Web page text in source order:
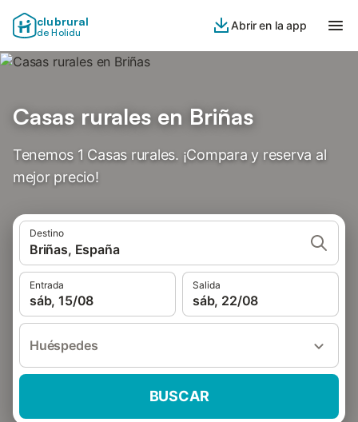
clubrural
de Holidu
Abrir en la app
Casas rurales en Briñas
Tenemos 1 Casas rurales. ¡Compara y reserva al
mejor precio!
Destino
Briñas, España
Entrada
sáb, 15/08
Salida
sáb, 22/08
Huéspedes
BUSCAR